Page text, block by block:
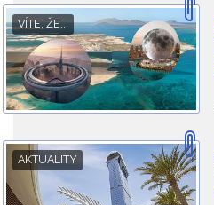
VÍTE, ŽE...
AKTUALITY